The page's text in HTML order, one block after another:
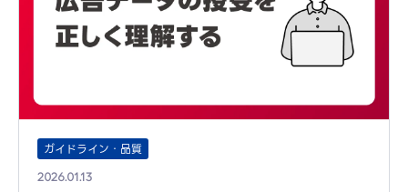
ガイドライン・品質
2026.01.13